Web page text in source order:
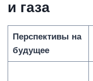
и газа
Перспективы на
будущее